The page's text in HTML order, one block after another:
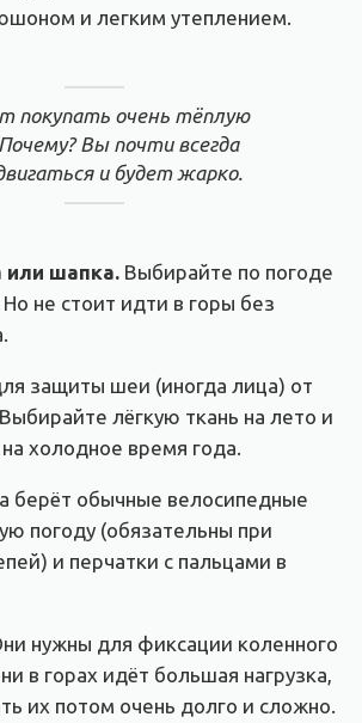
и легким утеплением.
покупать очень тёплую
Вы почти всегда
и будет жарко.
или шапка. Выбирайте по погоде
не стоит идти в горы без
защиты шеи (иногда лица) от
лёгкую ткань на лето и
холодное время года.
берёт обычные велосипедные
погоду (обязательны при
и перчатки с пальцами в
нужны для фиксации коленного
в горах идёт большая нагрузка,
их потом очень долго и сложно.